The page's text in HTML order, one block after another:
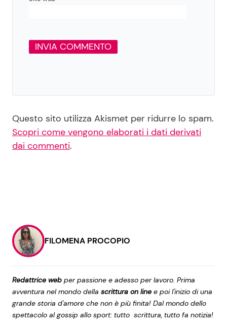
Questo sito utilizza Akismet per ridurre lo spam.
Scopri come vengono elaborati i dati derivati
dai commenti.
FILOMENA PROCOPIO
Redattrice web per passione e adesso per lavoro. Prima
avventura nel mondo della scrittura on line e poi l'inizio di una
grande storia d'amore che non è più finita! Dal mondo dello
spettacolo al gossip allo sport: tutto scrittura, tutto fa notizia!